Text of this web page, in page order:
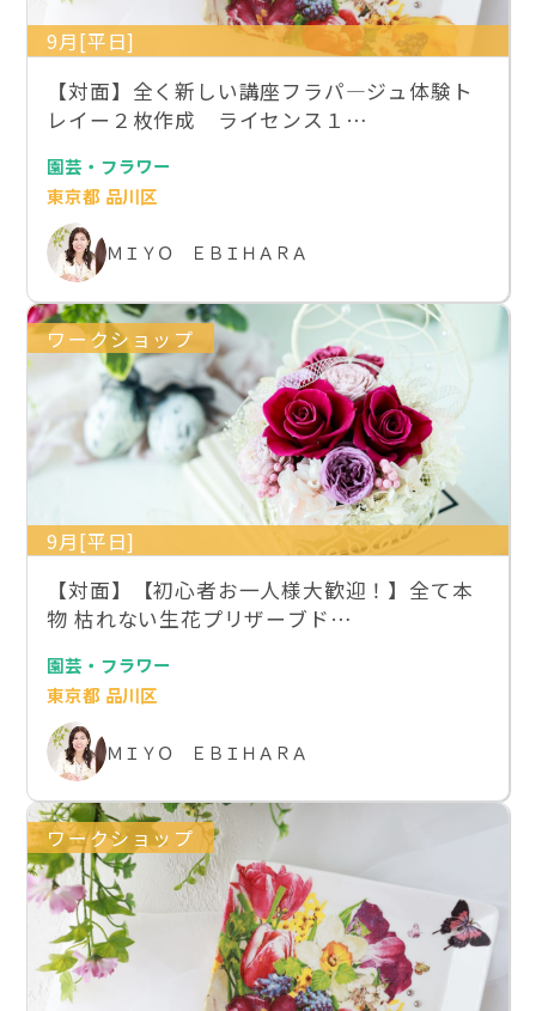
9月[平日]
【対面】全く新しい講座フラパ―ジュ体験ト
レイー２枚作成 ライセンス１…
園芸・フラワー
東京都 品川区
ＭＩＹＯ ＥＢＩＨＡＲＡ
ワークショップ
9月[平日]
【対面】【初心者お一人様大歓迎！】全て本
物 枯れない生花プリザーブド…
園芸・フラワー
東京都 品川区
ＭＩＹＯ ＥＢＩＨＡＲＡ
ワークショップ